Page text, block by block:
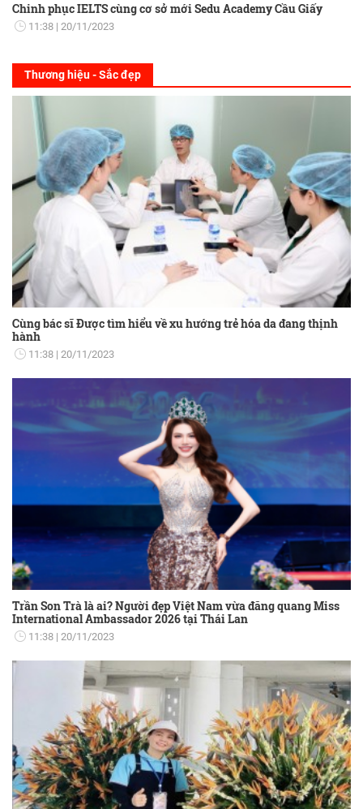
Chinh phục IELTS cùng cơ sở mới Sedu Academy Cầu Giấy
11:38 20/11/2023
Thương hiệu - Sắc đẹp
Cùng bác sĩ Được tìm hiểu về xu hướng trẻ hóa da đang thịnh
hành
11:38 20/11/2023
Trần Son Trà là ai? Người đẹp Việt Nam vừa đăng quang Miss
International Ambassador 2026 tại Thái Lan
11:38 20/11/2023